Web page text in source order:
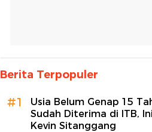
Berita Terpopuler
#1
Usia Belum Genap 15
Sudah Diterima di ITB,
Kevin Sitanggang